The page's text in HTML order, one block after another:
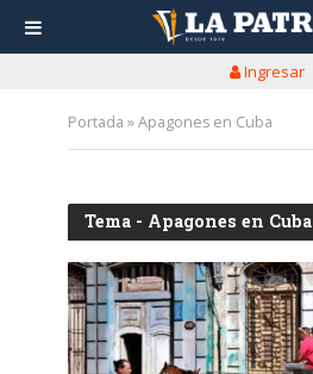
Ingresar
Portada »Apagones en Cuba
Tema - Apagones en Cuba